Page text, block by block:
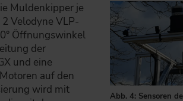
Abb. 4: Sensoren
Muldenkipper je
Velodyne VLP-
Öffnungswinkel
der
und eine
auf den
wird mit